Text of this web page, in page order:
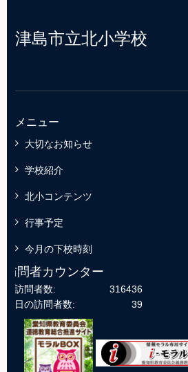
津島市立北小学校
メニュー
大切なお知らせ
学校紹介
北小コンテンツ
行事予定
今月の下校時刻
訪問者カウンター
316436
総訪問者数:
39
今日の訪問者数: